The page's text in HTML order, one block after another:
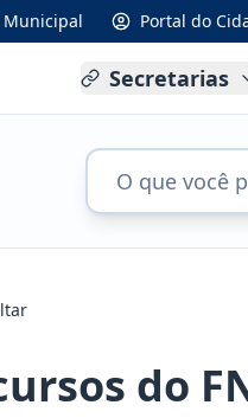
Municipal Portal do
Secretarias
do